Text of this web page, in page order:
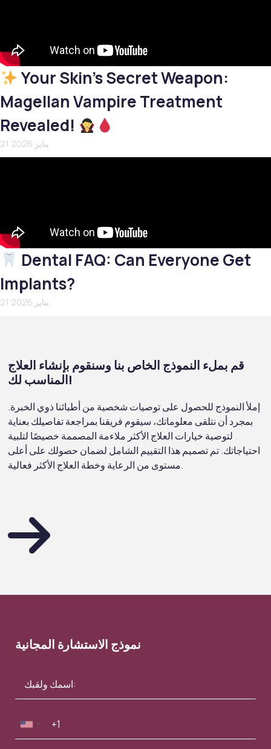
Your Skin’s Secret Weapon:
Magellan Vampire Treatment
Revealed!
21 يناير 2026
Dental FAQ: Can Everyone Get
Implants?
21 يناير 2026
قم بملء النموذج الخاص بنا وسنقوم بإنشاء العلاج
المناسب لك!
إملأ النموذج للحصول على توصيات شخصية من أطبائنا ذوي الخبرة.
بمجرد أن نتلقى معلوماتك، سيقوم فريقنا بمراجعة تفاصيلك بعناية
لتوصية خيارات العلاج الأكثر ملاءمة المصممة خصيصًا لتلبية
احتياجاتك. تم تصميم هذا التقييم الشامل لضمان حصولك على أعلى
مستوى من الرعاية وخطة العلاج الأكثر فعالية.
نموذج الاستشارة المجانية